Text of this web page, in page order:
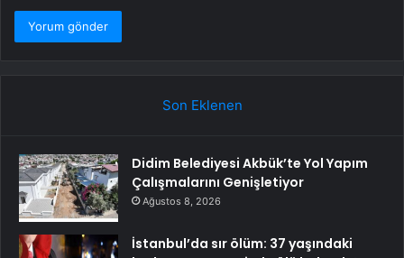
Son Eklenen
Didim Belediyesi Akbük’te Yol Yapım
Çalışmalarını Genişletiyor
Ağustos 8, 2026
İstanbul’da sır ölüm: 37 yaşındaki